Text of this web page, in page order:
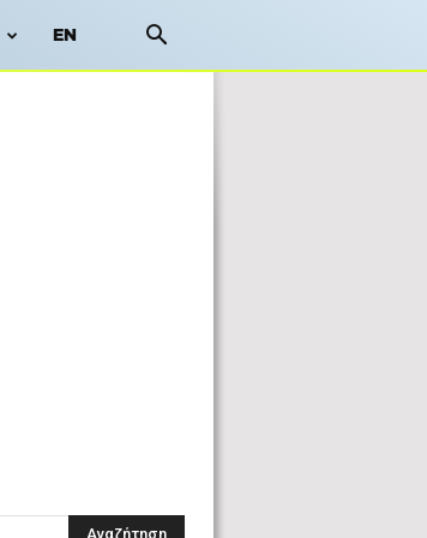
EN